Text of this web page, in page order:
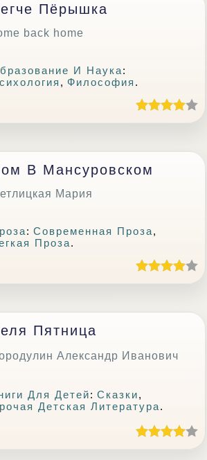
Пёрышка
back home
И Наука:
, Философия .
В Мансуровском
Мария
:Современная Проза,
Проза.
Пятница
Александр Иванович
Для Детей:Сказки,
Детская Литература.